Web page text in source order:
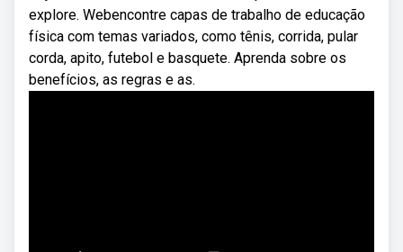
explore. Webencontre capas de trabalho de educação
física com temas variados, como tênis, corrida, pular
corda, apito, futebol e basquete. Aprenda sobre os
benefícios, as regras e as.